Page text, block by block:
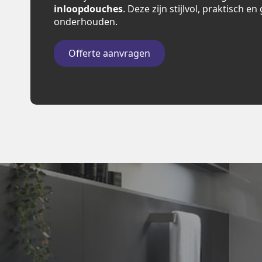
inloopdouches. Deze zijn stijlvol, praktisch
onderhouden.
Offerte aanvragen